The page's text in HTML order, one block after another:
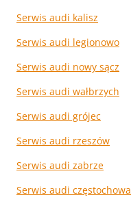
Serwis audi kalisz
Serwis audi legionowo
Serwis audi nowy sącz
Serwis audi wałbrzych
Serwis audi grójec
Serwis audi rzeszów
Serwis audi zabrze
Serwis audi częstochowa